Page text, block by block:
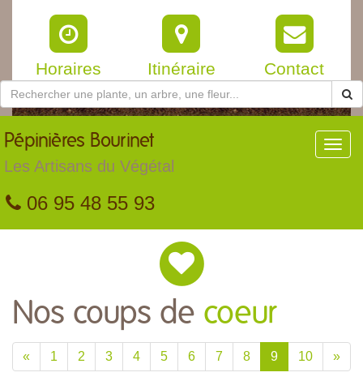
Horaires Itinéraire Contact
Pépinières Bourinet
Les Artisans du Végétal
06 95 48 55 93
Nos coups de coeur
« 1 2 3 4 5 6 7 8 9 10 »